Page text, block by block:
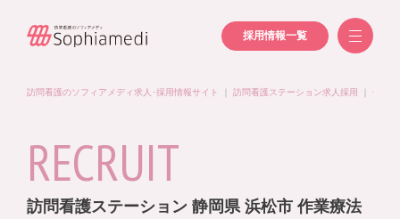
採用情報一覧
訪問看護のソフィアメディ求人･採用情報サイト 訪問看護ステーション求人採用 作業
RECRUIT
訪問看護ステーション 静岡県 浜松市 作業療法